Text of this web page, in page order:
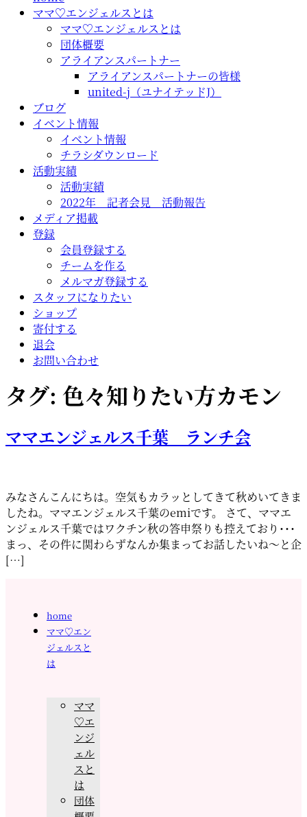
ママ♡エンジェルスとは
ママ♡エンジェルスとは
団体概要
アライアンスパートナー
アライアンスパートナーの皆様
united-j（ユナイテッドJ）
ブログ
イベント情報
イベント情報
チラシダウンロード
活動実績
活動実績
2022年 記者会見 活動報告
メディア掲載
登録
会員登録する
チームを作る
メルマガ登録する
スタッフになりたい
ショップ
寄付する
退会
お問い合わせ
タグ: 色々知りたい方カモン
ママエンジェルス千葉 ランチ会
みなさんこんにちは。空気もカラッとしてきて秋めいてきま
したね。ママエンジェルス千葉のemiです。 さて、ママエ
ンジェルス千葉ではワクチン秋の答申祭りも控えており･･･
まっ、その件に関わらずなんか集まってお話したいね～と企
[…]
home
ママ♡エン
ジェルスと
は
ママ
♡エ
ンジ
ェル
スと
は
団体